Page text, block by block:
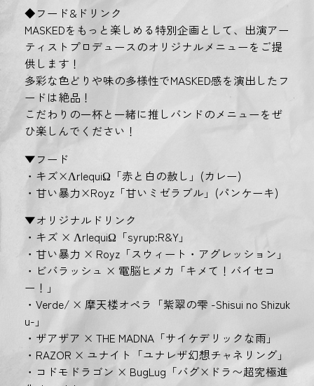
◆フード&ドリンク
MASKEDをもっと楽しめる特別企画として、出演アー
ティストプロデュースのオリジナルメニューをご提
供します！
多彩な色どりや味の多様性でMASKED感を演出したフ
ードは絶品！
こだわりの一杯と一緒に推しバンドのメニューをぜ
ひ楽しんでください！
▼フード
・キズ×ΛrlequiΩ「赤と白の赦し」(カレー)
・甘い暴力×Royz「甘いミゼラブル」(パンケーキ)
▼オリジナルドリンク
・キズ × ΛrlequiΩ「syrup:R&Y」
・甘い暴力 × Royz「スウィート・アグレッション」
・ビバラッシュ × 電脳ヒメカ「キメて！バイセコ
ー！」
・Verde/ × 摩天楼オペラ「紫翠の雫 -Shisui no Shizuk
u-」
・ザアザア × THE MADNA「サイケデリックな雨」
・RAZOR × ユナイト「ユナレザ幻想チャネリング」
・コドモドラゴン × BugLug「バグ×ドラ〜超究極進